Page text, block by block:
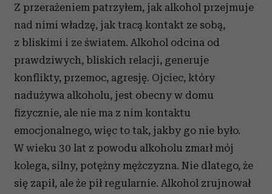
Z przerażeniem patrzyłem, jak alkohol przejmuje
nad nimi władzę, jak tracą kontakt ze sobą,
z bliskimi i ze światem. Alkohol odcina od
prawdziwych, bliskich relacji, generuje
konflikty, przemoc, agresję. Ojciec, który
nadużywa alkoholu, jest obecny w domu
fizycznie, ale nie ma z nim kontaktu
emocjonalnego, więc to tak, jakby go nie było.
W wieku 30 lat z powodu alkoholu zmarł mój
kolega, silny, potężny mężczyzna. Nie dlatego, że
się zapił, ale że pił regularnie. Alkohol zrujnował